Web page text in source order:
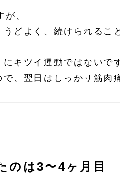
、
どよく、続けられるこ
キツイ運動ではないで
、翌日はしっかり筋肉
のは3〜4ヶ月目